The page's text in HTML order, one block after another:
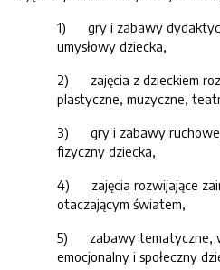
1) gry i zabawy
umysłowy dziecka,
2) zajęcia z dzieckiem
plastyczne, muzyczne,
3) gry i zabawy ruchowe,
fizyczny dziecka,
4) zajęcia rozwijające
otaczającym światem,
5) zabawy tematyczne,
emocjonalny i społeczny